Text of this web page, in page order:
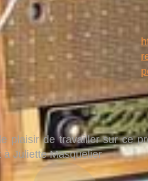
plaisir de travailler sur ce
à Juliette Masquelier